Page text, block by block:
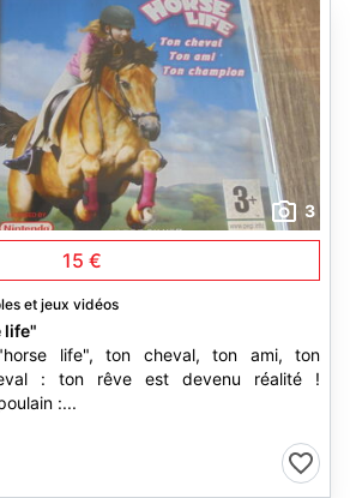
3
15 €
et jeux vidéos
life"
life", ton cheval, ton ami, ton
: ton rêve est devenu réalité !
:...